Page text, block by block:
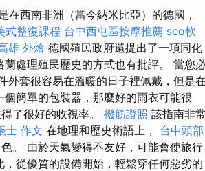
西南非洲（當今納米比亞）的德國，
式整復課程 台中西屯區按摩推薦 seo軟
雄 外燴 德國殖民政府還提出了一項同化
蘭處理殖民歷史的方式也有批評。 當您
外套很容易在溫暖的日子裡佩戴，但是在
簡單的包裝器，那麼好的雨衣可能很
了很好的收視率。 撥筋證照 該指南非常
士 作文 在地理和歷史術語上， 台中頭部
。 由於天氣變得不友好，可能會使旅行
，從優質的設備開始，輕鬆穿任何惡劣的